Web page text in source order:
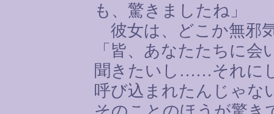
も、驚きましたね」
彼女は、どこか無邪
「皆、あなたたちに
聞きたいし ……それに
呼び込まれたんじゃな